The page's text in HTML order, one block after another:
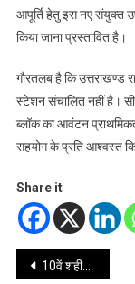
आपूर्ति हेतु इस नए संयुक्त
किया जाना प्रस्तावित है।
गौरतलब है कि उत्तराखण्ड
स्टेशन संचालित नहीं है।
ब्लॉक का आवंटन
सहयोग के प्रति आश्वस्त
Share it
Post
10वें शहीद मेमोरियल क्रिकेट टूर्नामेंट में यूपीईएस ब्लू बना विजेता